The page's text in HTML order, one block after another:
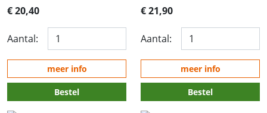
€ 20,40
Aantal:
meer info
Bestel
€ 21,90
Aantal:
meer info
Bestel